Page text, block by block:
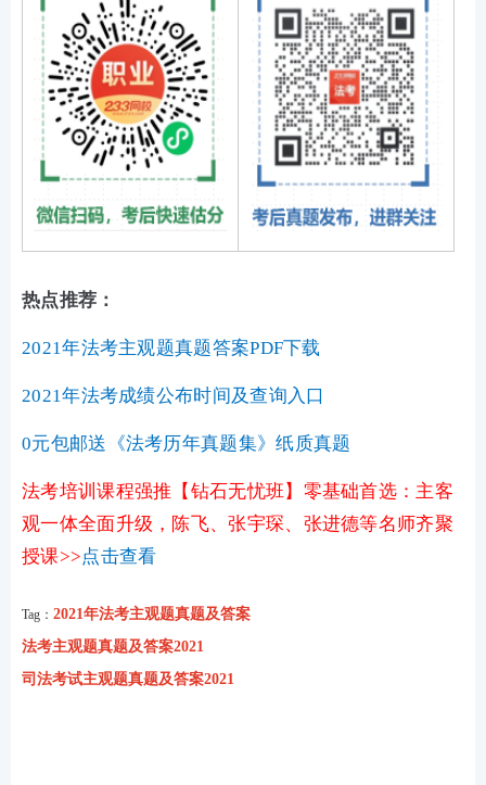
热点推荐：
2021年法考主观题真题答案PDF下载
2021年法考成绩公布时间及查询入口
0元包邮送《法考历年真题集》纸质真题
法考培训课程强推【钻石无忧班】零基础首选：主客
观一体全面升级，陈飞、张宇琛、张进德等名师齐聚
授课>>点击查看
Tag： 2021年法考主观题真题及答案
法考主观题真题及答案2021
司法考试主观题真题及答案2021